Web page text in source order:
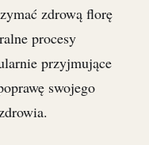
zdrową florę
procesy
przyjmujące
swojego